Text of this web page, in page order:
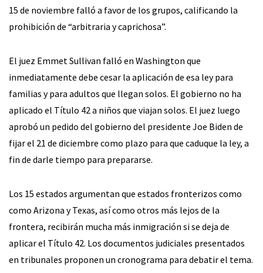
15 de noviembre falló a favor de los grupos, calificando la
prohibición de “arbitraria y caprichosa”.
El juez Emmet Sullivan falló en Washington que
inmediatamente debe cesar la aplicación de esa ley para
familias y para adultos que llegan solos. El gobierno no ha
aplicado el Título 42 a niños que viajan solos. El juez luego
aprobó un pedido del gobierno del presidente Joe Biden de
fijar el 21 de diciembre como plazo para que caduque la ley, a
fin de darle tiempo para prepararse.
Los 15 estados argumentan que estados fronterizos como
como Arizona y Texas, así como otros más lejos de la
frontera, recibirán mucha más inmigración si se deja de
aplicar el Título 42. Los documentos judiciales presentados
en tribunales proponen un cronograma para debatir el tema.